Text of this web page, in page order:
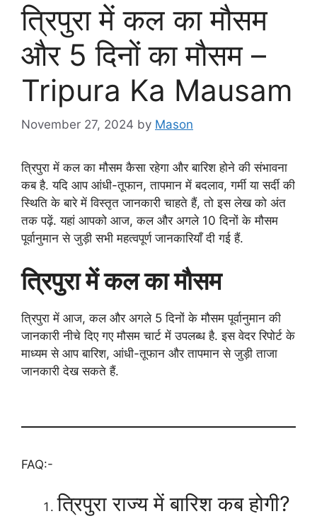
त्रिपुरा में कल का मौसम
और 5 दिनों का मौसम –
Tripura Ka Mausam
November 27, 2024 by Mason
त्रिपुरा में कल का मौसम कैसा रहेगा और बारिश होने की संभावना
कब है. यदि आप आंधी-तूफान, तापमान में बदलाव, गर्मी या सर्दी की
स्थिति के बारे में विस्तृत जानकारी चाहते हैं, तो इस लेख को अंत
तक पढ़ें. यहां आपको आज, कल और अगले 10 दिनों के मौसम
पूर्वानुमान से जुड़ी सभी महत्वपूर्ण जानकारियाँ दी गई हैं.
त्रिपुरा में कल का मौसम
त्रिपुरा में आज, कल और अगले 5 दिनों के मौसम पूर्वानुमान की
जानकारी नीचे दिए गए मौसम चार्ट में उपलब्ध है. इस वेदर रिपोर्ट के
माध्यम से आप बारिश, आंधी-तूफान और तापमान से जुड़ी ताजा
जानकारी देख सकते हैं.
FAQ:-
त्रिपुरा राज्य में बारिश कब होगी?